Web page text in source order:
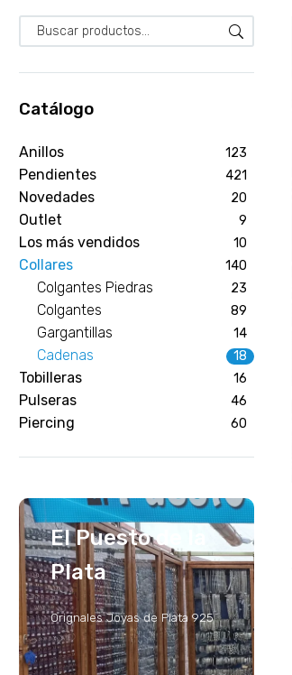
Catálogo
Anillos 123
Pendientes 421
Novedades 20
Outlet 9
Los más vendidos 10
Collares 140
Colgantes Piedras 23
Colgantes 89
Gargantillas 14
Cadenas 18
Tobilleras 16
Pulseras 46
Piercing 60
El Puesto de la
Plata
Orignales Joyas de Plata 925